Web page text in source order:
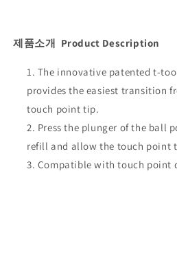
제품소개 Product Description
The innovative patented t-
provides the easiest transition
touch point tip.
Press the plunger of the ball
refill and allow the touch point
Compatible with touch point